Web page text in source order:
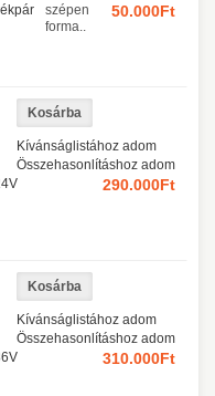
50.000Ft
szépen
forma..
Kívánságlistához adom
Összehasonlításhoz adom
290.000Ft
Kívánságlistához adom
Összehasonlításhoz adom
310.000Ft